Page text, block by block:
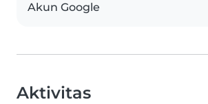
Akun Google
Aktivitas